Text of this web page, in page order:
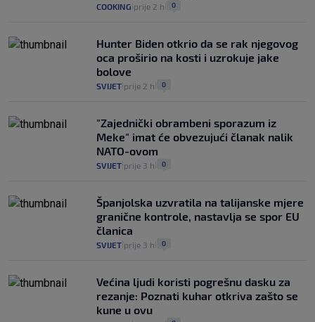
COOKING prije 2 h 0
Hunter Biden otkrio da se rak njegovog
oca proširio na kosti i uzrokuje jake
bolove
SVIJET prije 2 h 0
"Zajednički obrambeni sporazum iz
Meke" imat će obvezujući članak nalik
NATO-ovom
SVIJET prije 3 h 0
Španjolska uzvratila na talijanske mjere
granične kontrole, nastavlja se spor EU
članica
SVIJET prije 3 h 0
Većina ljudi koristi pogrešnu dasku za
rezanje: Poznati kuhar otkriva zašto se
kune u ovu